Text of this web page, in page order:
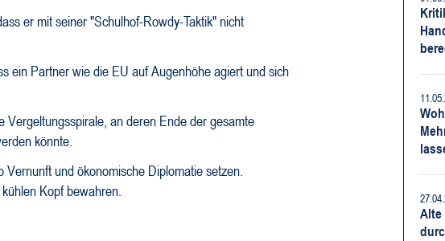
er mit seiner "Schulhof-Rowdy-Taktik" nicht
ein Partner wie die EU auf Augenhöhe agiert und sich
Vergeltungsspirale, an deren Ende der gesamte
könnte.
und ökonomische Diplomatie setzen.
Kopf bewahren.
Alte